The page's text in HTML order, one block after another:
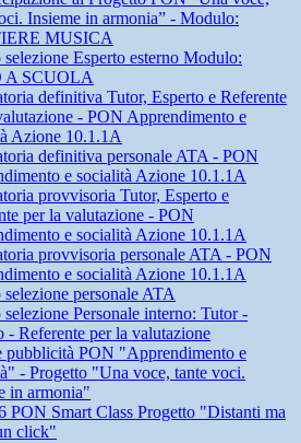
Insieme in armonia” - Modulo:
MUSICA
Esperto esterno Modulo:
A SCUOLA
definitiva Tutor, Esperto e Referente
- PON Apprendimento e
Azione 10.1.1A
definitiva personale ATA - PON
e socialità Azione 10.1.1A
provvisoria Tutor, Esperto e
per la valutazione - PON
e socialità Azione 10.1.1A
provvisoria personale ATA - PON
e socialità Azione 10.1.1A
personale ATA
Personale interno: Tutor -
- Referente per la valutazione
pubblicità PON "Apprendimento e
- Progetto "Una voce, tante voci.
in armonia"
PON Smart Class Progetto "Distanti ma
click"